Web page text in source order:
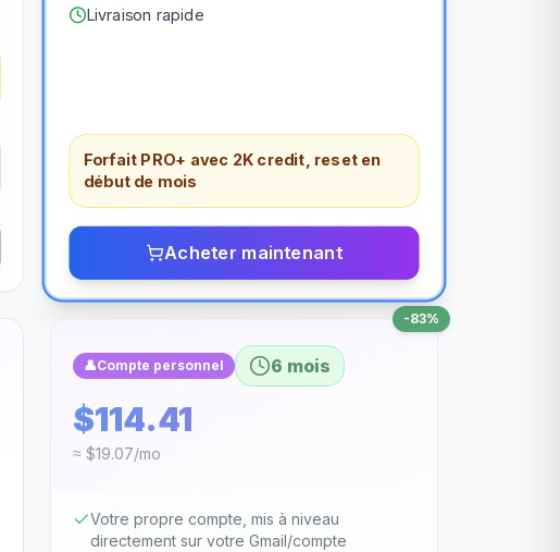
Livraison rapide
Forfait PRO+ avec 2K credit, reset en
début de mois
Acheter maintenant
-83%
👤Compte personnel 6 mois
$114.41
≈ $19.07/mo
Votre propre compte, mis à niveau
directement sur votre Gmail/compte